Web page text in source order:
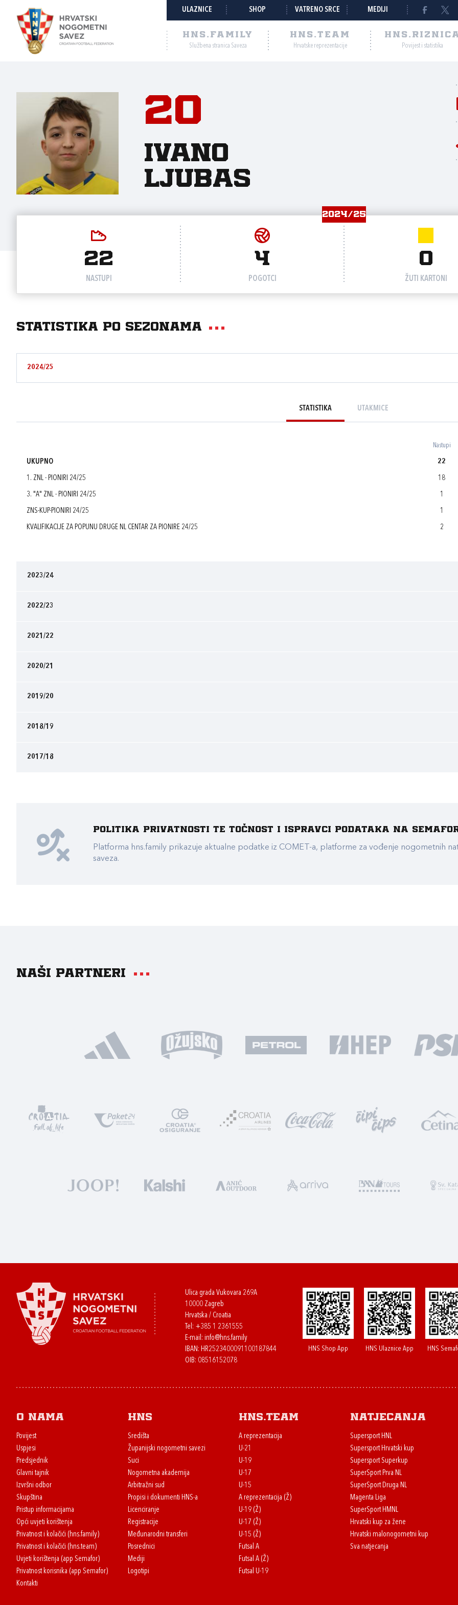
ULAZNICE SHOP VATRENO SRCE MEDIJI
HNS.FAMILY
Službena stranica Saveza
HNS.TEAM
Hrvatske reprezentacije Povijest i statistika
20
Ivano
Ljubas
2024/25
22
NASTUPI
4
POGOTCI
0
ŽUTI KARTONI
Statistika po sezonama
2024/25
STATISTIKA UTAKMICE
Nastupi
UKUPNO 22
1. ZNL - PIONIRI 24/25 18
3. "A" ZNL - PIONIRI 24/25 1
ZNS-KUP-PIONIRI 24/25 1
KVALIFIKACIJE ZA POPUNU DRUGE NL CENTAR ZA PIONIRE 24/25 2
2023/24
2022/23
2021/22
2020/21
2019/20
2018/19
2017/18
Politika privatnosti te točnost i ispravci podataka na
Platforma hns.family prikazuje aktualne podatke iz COMET-a, platforme za vođenje nogometnih
saveza.
Naši partneri
Ulica grada Vukovara 269A
10000 Zagreb
Hrvatska / Croatia
Tel: +385 1 2361555
E-mail: info@hns.family
IBAN: HR2523400091100187844
OIB: 08516152078
HNS Shop App HNS Ulaznice App HNS
O nama
Povijest
Uspjesi
Predsjednik
Glavni tajnik
Izvršni odbor
Skupština
Pristup informacijama
Opći uvjeti korištenja
Privatnost i kolačići (hns.family)
Privatnost i kolačići (hns.team)
Uvjeti korištenja (app Semafor)
Privatnost korisnika (app Semafor)
Kontakti
HNS
Središta
Županijski nogometni savezi
Suci
Nogometna akademija
Arbitražni sud
Propisi i dokumenti HNS-a
Licenciranje
Registracije
Međunarodni transferi
Posrednici
Mediji
Logotipi
HNS.team
A reprezentacija
U-21
U-19
U-17
U-15
A reprezentacija (Ž)
U-19 (Ž)
U-17 (Ž)
U-15 (Ž)
Futsal A
Futsal A (Ž)
Futsal U-19
Natjecanja
Supersport HNL
Supersport Hrvatski kup
Supersport Superkup
SuperSport Prva NL
SuperSport Druga NL
Magenta Liga
SuperSport HMNL
Hrvatski kup za žene
Hrvatski malonogometni kup
Sva natjecanja